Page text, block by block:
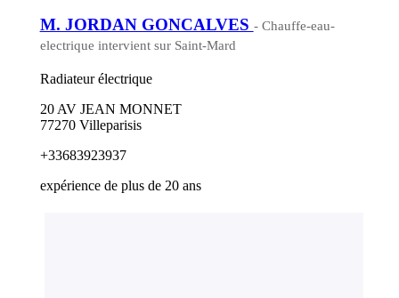
M. JORDAN GONCALVES - Chauffe-eau-
electrique intervient sur Saint-Mard
Radiateur électrique
20 AV JEAN MONNET
77270 Villeparisis
+33683923937
expérience de plus de 20 ans